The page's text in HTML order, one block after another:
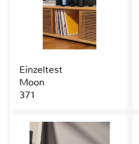
Einzeltest
Moon
371